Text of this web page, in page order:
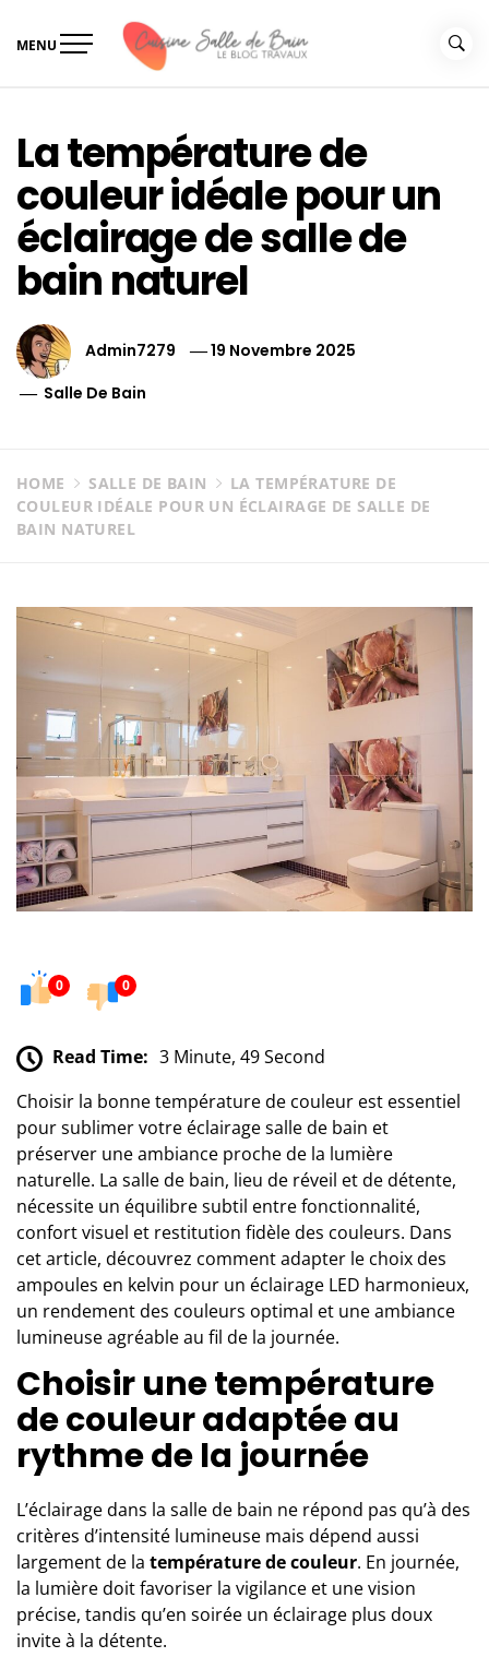
MENU
La température de
couleur idéale pour un
éclairage de salle de
bain naturel
Admin7279
19 Novembre 2025
Salle De Bain
HOME SALLE DE BAIN
LA TEMPÉRATURE DE
COULEUR IDÉALE POUR UN ÉCLAIRAGE DE SALLE DE
BAIN NATUREL
0 0
Read Time: 3 Minute, 49 Second
Choisir la bonne température de couleur est essentiel
pour sublimer votre éclairage salle de bain et
préserver une ambiance proche de la lumière
naturelle. La salle de bain, lieu de réveil et de détente,
nécessite un équilibre subtil entre fonctionnalité,
confort visuel et restitution fidèle des couleurs. Dans
cet article, découvrez comment adapter le choix des
ampoules en kelvin pour un éclairage LED harmonieux,
un rendement des couleurs optimal et une ambiance
lumineuse agréable au fil de la journée.
Choisir une température
de couleur adaptée au
rythme de la journée
L’éclairage dans la salle de bain ne répond pas qu’à des
critères d’intensité lumineuse mais dépend aussi
largement de la température de couleur. En journée,
la lumière doit favoriser la vigilance et une vision
précise, tandis qu’en soirée un éclairage plus doux
invite à la détente.